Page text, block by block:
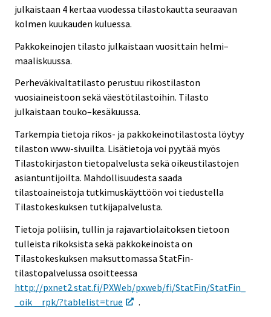
julkaistaan 4 kertaa vuodessa tilastokautta seuraavan
kolmen kuukauden kuluessa.
Pakkokeinojen tilasto julkaistaan vuosittain helmi–
maaliskuussa.
Perheväkivaltatilasto perustuu rikostilaston
vuosiaineistoon sekä väestötilastoihin. Tilasto
julkaistaan touko–kesäkuussa.
Tarkempia tietoja rikos- ja pakkokeinotilastosta löytyy
tilaston www-sivuilta. Lisätietoja voi pyytää myös
Tilastokirjaston tietopalvelusta sekä oikeustilastojen
asiantuntijoilta. Mahdollisuudesta saada
tilastoaineistoja tutkimuskäyttöön voi tiedustella
Tilastokeskuksen tutkijapalvelusta.
Tietoja poliisin, tullin ja rajavartiolaitoksen tietoon
tulleista rikoksista sekä pakkokeinoista on
Tilastokeskuksen maksuttomassa StatFin-
tilastopalvelussa osoitteessa
http://pxnet2.stat.fi/PXWeb/pxweb/fi/StatFin/StatFin_
_oik__rpk/?tablelist=true
.